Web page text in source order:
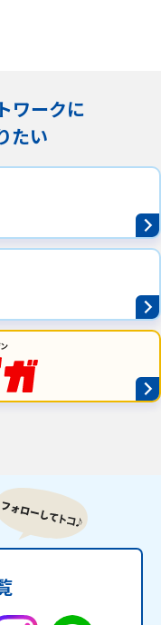
ワークに
たい